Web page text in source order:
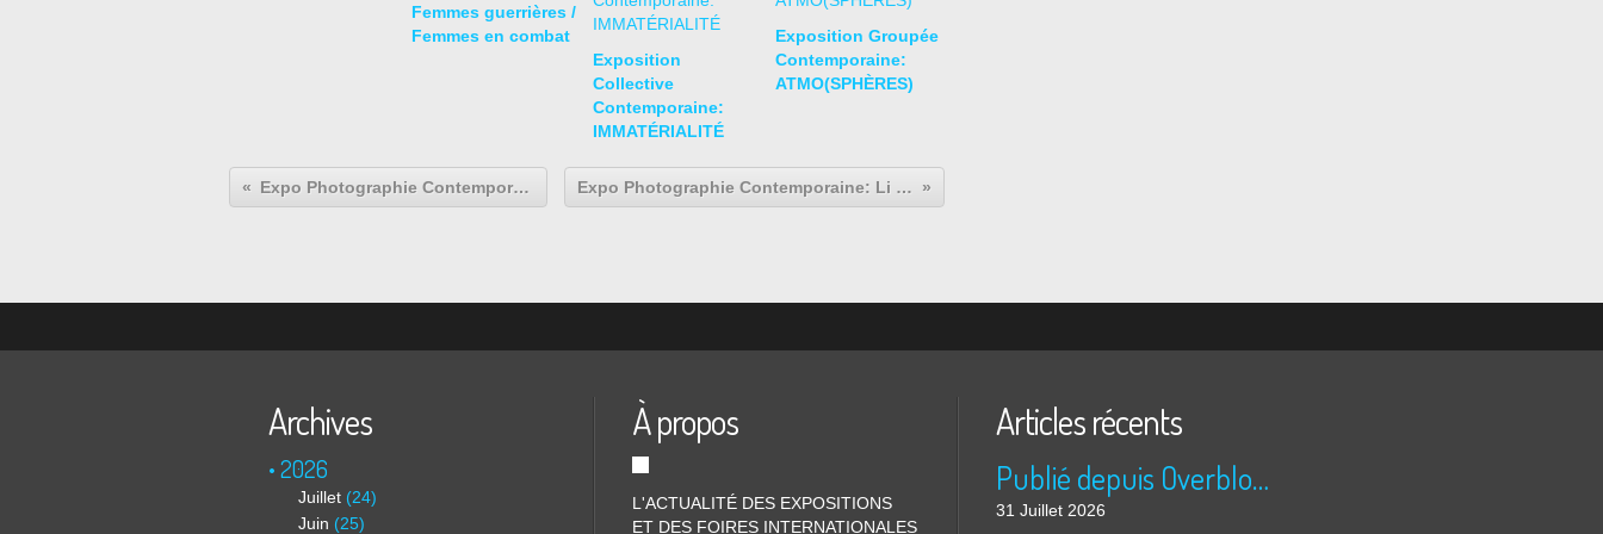
Femmes guerrières /
Femmes en combat
Exposition
Collective
Contemporaine:
IMMATÉRIALITÉ
Exposition Groupée
Contemporaine:
ATMO(SPHÈRES)
Expo Photographie Contemporaine: Erwin Olaf "The Dark Side" Expo Photographie Contemporaine: Li Wei "L'insoutenable légèreté de l'être"
Archives
2026
Juillet (24)
Juin (25)
À propos
L'ACTUALITÉ DES EXPOSITIONS
ET DES FOIRES INTERNATIONALES
Articles récents
Publié depuis Overblog et Facebook
31 Juillet 2026